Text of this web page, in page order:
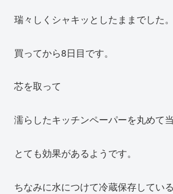
瑞々しくシャキッとしたままでした。
買ってから8日目です。
芯を取って
濡らしたキッチンペーパーを丸めて
とても効果があるようです。
ちなみに水につけて冷蔵保存してい